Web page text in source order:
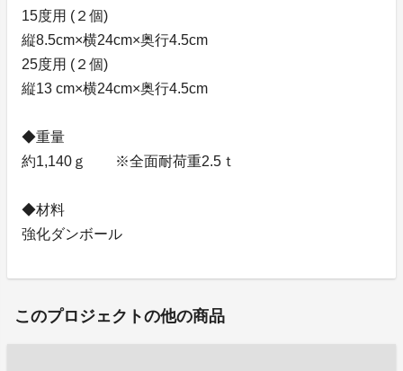
15度用 (２個)
縦8.5cm×横24cm×奥行4.5cm
25度用 (２個)
縦13 cm×横24cm×奥行4.5cm
◆重量
約1,140ｇ ※全面耐荷重2.5ｔ
◆材料
強化ダンボール
このプロジェクトの他の商品